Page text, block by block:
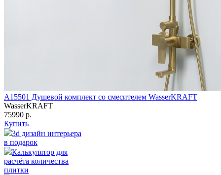
A15501 Душевой комплект со смесителем WasserKRAFT
WasserKRAFT
75990 р.
Купить
3d дизайн интерьера
в подарок
Калькулятор для
расчёта количества
плитки